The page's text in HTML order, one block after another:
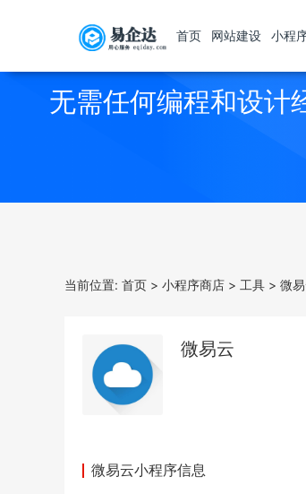
首页 网站建设 小程
无需任何编程和设计
当前位置: 首页 > 小程序商店 > 工具 > 微
微易云
微易云小程序信息